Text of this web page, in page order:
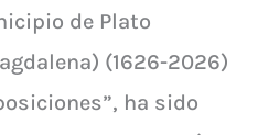
de Plato
(1626-2026)
ha sido